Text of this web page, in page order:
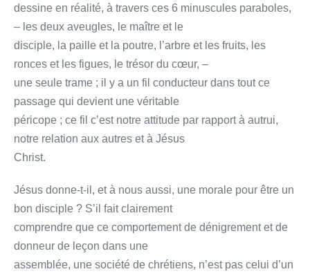
dessine en réalité, à travers ces 6 minuscules paraboles,
– les deux aveugles, le maître et le
disciple, la paille et la poutre, l’arbre et les fruits, les
ronces et les figues, le trésor du cœur, –
une seule trame ; il y a un fil conducteur dans tout ce
passage qui devient une véritable
péricope ; ce fil c’est notre attitude par rapport à autrui,
notre relation aux autres et à Jésus
Christ.
Jésus donne-t-il, et à nous aussi, une morale pour être un
bon disciple ? S’il fait clairement
comprendre que ce comportement de dénigrement et de
donneur de leçon dans une
assemblée, une société de chrétiens, n’est pas celui d’un